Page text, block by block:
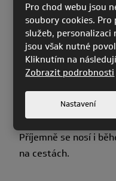
nový design,
kompaktní
použití lehkých a
nastavitelný
pouze 100 g.
Příjemně se nosí i
na cestách.
Pro chod webu jsou
soubory cookies.
služeb, personalizaci
jsou však nutné
Kliknutím na
Zobrazit podrobnosti
Nastavení